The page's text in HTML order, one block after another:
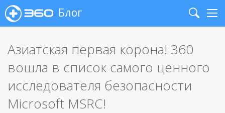
Блог
Search
Азиатская первая корона! 360
вошла в список самого ценного
исследователя безопасности
Microsoft MSRC!